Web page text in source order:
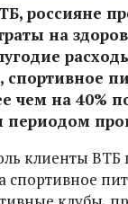
россияне
на
спортивное
чем на 40%
периодом
клиенты ВТБ
спортивное